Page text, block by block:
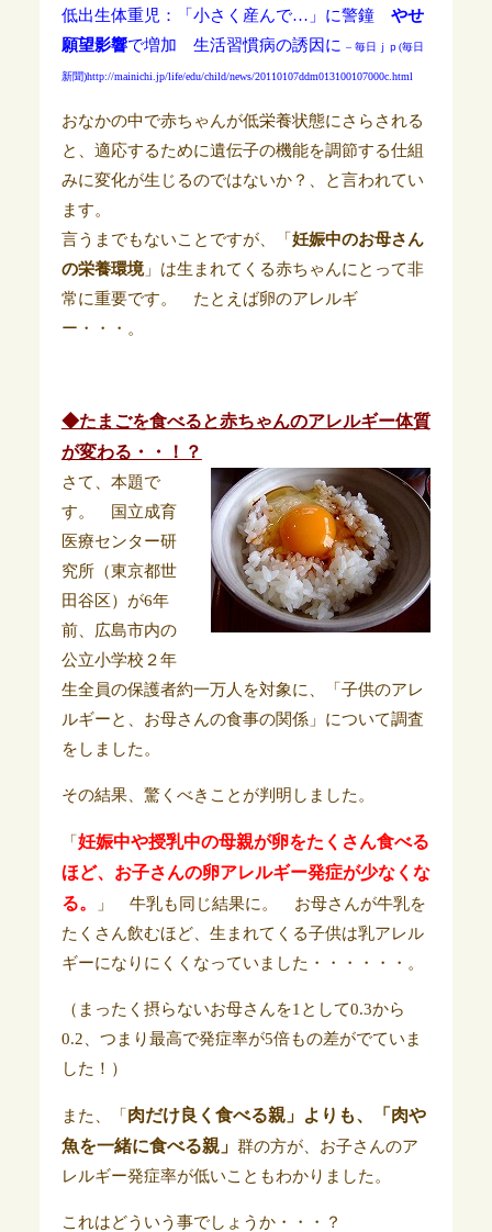
低出生体重児：「小さく産んで…」に警鐘 やせ
願望影響で増加 生活習慣病の誘因に – 毎日ｊｐ(毎日
新聞)http://mainichi.jp/life/edu/child/news/20110107ddm013100107000c.html
おなかの中で赤ちゃんが低栄養状態にさらされる
と、適応するために遺伝子の機能を調節する仕組
みに変化が生じるのではないか？、と言われてい
ます。
言うまでもないことですが、「 妊娠中のお母さん
の栄養環境」は生まれてくる赤ちゃんにとって非
常に重要です。 たとえば卵のアレルギ
ー・・・。
◆たまごを食べると赤ちゃんのアレルギー体質
が変わる・・！？
さて、本題で
す。 国立成育
医療センター研
究所（東京都世
田谷区）が6年
前、広島市内の
公立小学校２年
生全員の保護者約一万人を対象に、「子供のアレ
ルギーと、お母さんの食事の関係」について調査
をしました。
その結果、驚くべきことが判明しました。
「 妊娠中や授乳中の母親が卵をたくさん食べる
ほど、お子さんの卵アレルギー発症が少なくな
る。
」 牛乳も同じ結果に。 お母さんが牛乳を
たくさん飲むほど、生まれてくる子供は乳アレル
ギーになりにくくなっていました・・・・・・。
（まったく摂らないお母さんを1として0.3から
0.2、つまり最高で発症率が5倍もの差がでていま
した！）
また、「 肉だけ良く食べる親」よりも、「肉や
魚を一緒に食べる親」 群の方が、お子さんのア
レルギー発症率が低いこともわかりました。
これはどういう事でしょうか・・・？